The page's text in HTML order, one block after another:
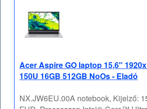
Acer Aspire GO laptop 15,6"
150U 16GB 512GB NoOs - Eladó
NX.JW6EU.00A notebook, Kijelző: